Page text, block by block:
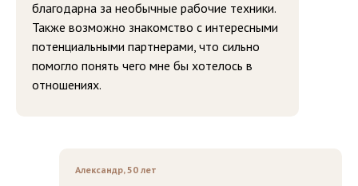
благодарна за необычные рабочие техники.
Также возможно знакомство с интересными
потенциальными партнерами, что сильно
помогло понять чего мне бы хотелось в
отношениях.
Александр, 50 лет